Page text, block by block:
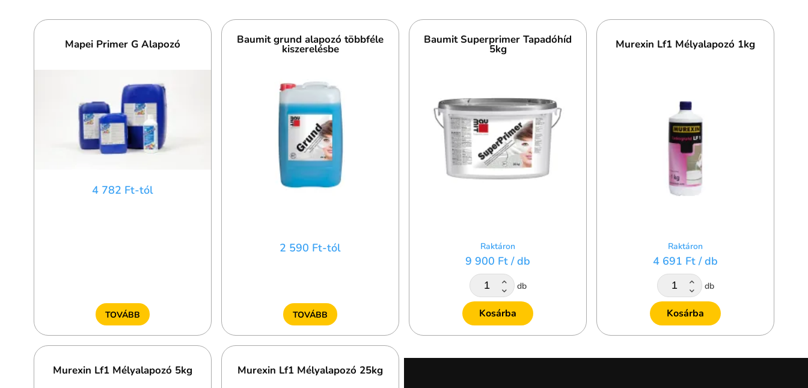
Mapei Primer G Alapozó
4 782 Ft-tól
TOVÁBB
Baumit grund alapozó többféle
kiszerelésbe
2 590 Ft-tól
TOVÁBB
Baumit Superprimer Tapadóhíd
5kg
Raktáron
9 900 Ft / db
db
Kosárba
Murexin Lf1 Mélyalapozó 1kg
Raktáron
4 691 Ft / db
db
Kosárba
Murexin Lf1 Mélyalapozó 5kg Murexin Lf1 Mélyalapozó 25kg